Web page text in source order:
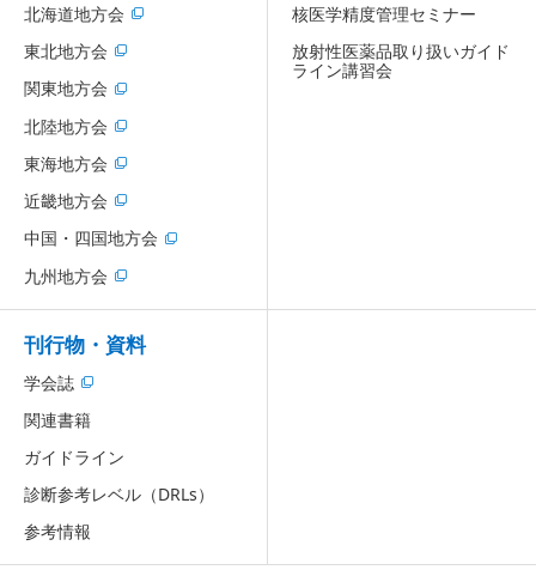
北海道地方会
東北地方会
関東地方会
北陸地方会
東海地方会
近畿地方会
中国・四国地方会
九州地方会
核医学精度管理セミナー
放射性医薬品取り扱いガイド
ライン講習会
刊行物・資料
学会誌
関連書籍
ガイドライン
診断参考レベル（DRLs）
参考情報